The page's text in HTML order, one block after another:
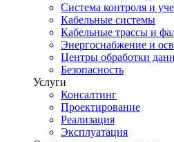
Система контроля и
Кабельные системы
Кабельные трассы и
Энергоснабжение и
Центры обработки
Безопасность
Услуги
Консалтинг
Проектирование
Реализация
Эксплуатация